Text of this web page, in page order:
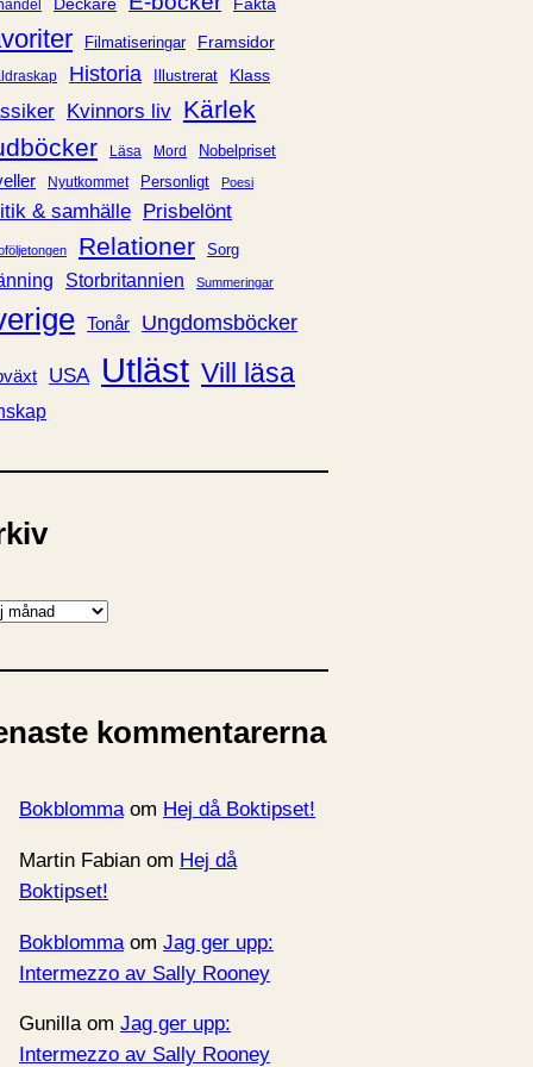
Filmatiseringar Framsidor
Historia Illustrerat Klass
Kvinnors liv Kärlek
Läsa Mord Nobelpriset
Nyutkommet Personligt Poesi
& samhälle Prisbelönt
Relationer Sorg
Storbritannien Summeringar
Tonår Ungdomsböcker
USA Utläst Vill läsa
kommentarerna
Bokblommaom Hej då Boktipset!
Martin Fabian om Hej då
Boktipset!
Bokblomma om Jag ger upp:
Intermezzo av Sally Rooney
Gunillaom Jag ger upp:
Intermezzo av Sally Rooney